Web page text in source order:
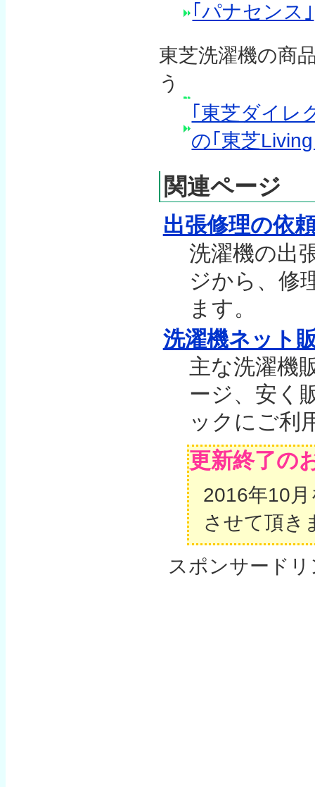
｢パナセンス｣
東芝洗濯機の商
う
｢東芝ダイレ
の｢東芝
関連ページ
出張修理の依
洗濯機の出
ジから、修
ます。
洗濯機ネット
主な洗濯機
ージ、安く
ックにご利
更新終了の
2016年10
させて頂き
スポンサード